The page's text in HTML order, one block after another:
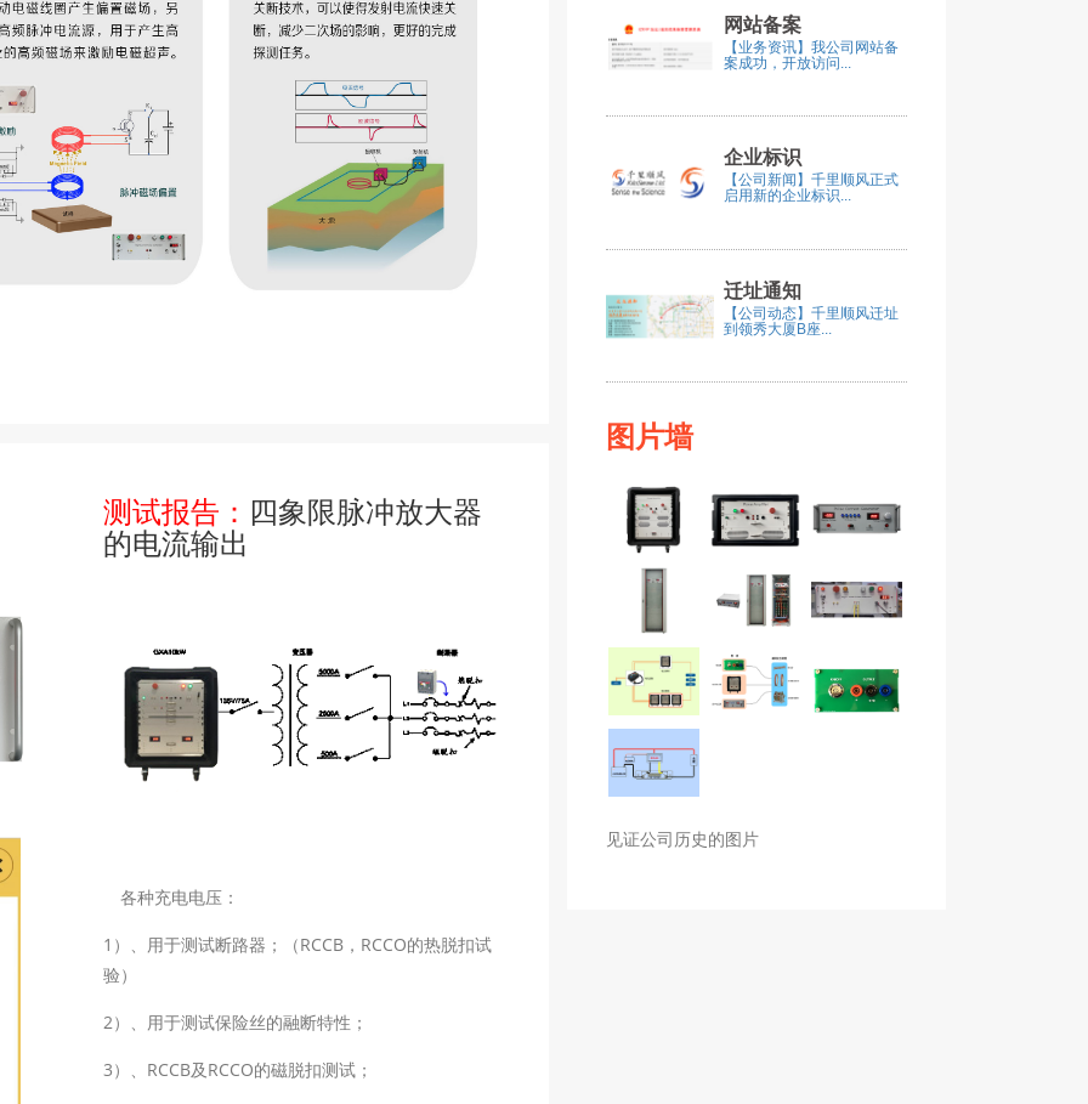
测试报告： 四象限脉冲放大器
的电流输出
各种充电电压：
1）、用于测试断路器；（RCCB，RCCO的热脱扣试
验）
2）、用于测试保险丝的融断特性；
3）、RCCB及RCCO的磁脱扣测试；
网站备案
【业务资讯】我公司网站备
案成功，开放访问...
企业标识
【公司新闻】千里顺风正式
启用新的企业标识...
迁址通知
【公司动态】千里顺风迁址
到领秀大厦B座...
图片墙
见证公司历史的图片